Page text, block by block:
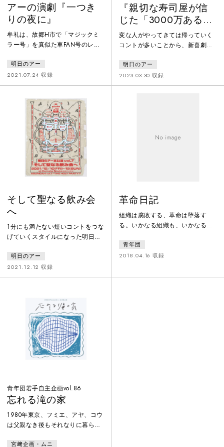
アーの演劇『一つき
りの夜に』
牟礼は、故郷H市で「マジックミ
ラー号」を真似た車FAN号のレン
す家に、離婚寸前の春野が娘きり
を預ける。声を失ったきりの理由
を探るうち、FAN号の常連たちが
る。少年少女は森でプラモデルを
作り、大人になる覚悟を抱く。さ
まざまな性的倒錯者が現れるがラ
カンの欲望についての考えがベー
スになっている。
明日のアー
2021.07.24 収録
『親切な寿司屋が信
じた「3000万あるん
ですけど会ってもら
えますか？」』
変な人がやってきては帰っていく
コントが多いことから、新喜劇シ
っと良いことを人にする」母親ゆ
ずりのモットーで生きる親切な寿
司屋八木光太郎は立ち退きを迫ら
見出す。そして奇跡が起こるその
明日のアー
2023.03.30 収録
そして聖なる飲み会
へ
1分にも満たない短いコントをつな
げていくスタイルになった明日の
のノリ」をテーマに作成したオム
ニバスコント集。世の中はようや
く飲み会が解禁され、おそるおそ
感と身体性と群れとして暮らすヒ
トの生活について。暴れ草刈り機
というその後の明日のアーにおい
て不幸と暴力性の象徴となるもの
が初めて登場する。
明日のアー
2021.12.12 収録
革命日記
組織は腐敗する、革命は堕落す
る。いかなる組織も、いかなる革
ごく平凡な家庭が、二つのテロを
企てる過激派集団のアジトになっ
日常を引きずりながら突き進む、
青年団
2018.04.16 収録
青年団若手自主企画vol.86
忘れる滝の家
1980年東京、フミエ、アヤ、コウ
は父親なき後もそれなりに暮らし
れなくなる。洞窟を訪れ、ヘビに
宮﨑企画・ムニ